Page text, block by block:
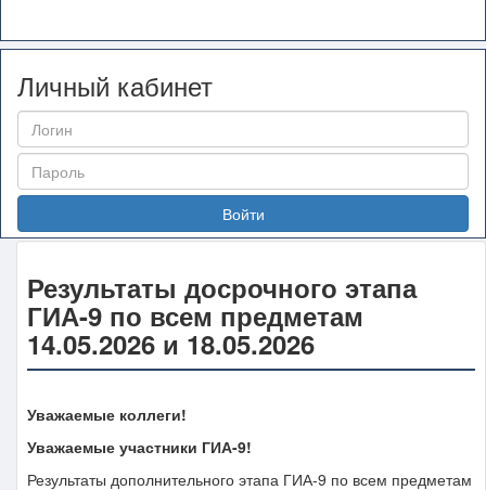
Личный кабинет
Войти
Результаты досрочного этапа
ГИА-9 по всем предметам
14.05.2026 и 18.05.2026
Уважаемые коллеги!
Уважаемые участники ГИА-9!
Результаты дополнительного этапа ГИА-9 по всем предметам